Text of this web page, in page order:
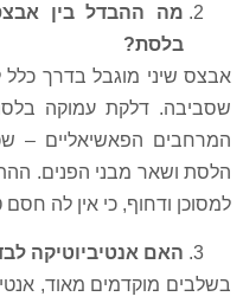
בין אבצס שיני
בדרך כלל לאזור הקרוב
עמוקה בלסת, לעומת
– שכבות
הפנים. ההתפשטות
כי אין לה חסם טבעי
לבד מספיקה
מאוד, אנטיביוטיקה